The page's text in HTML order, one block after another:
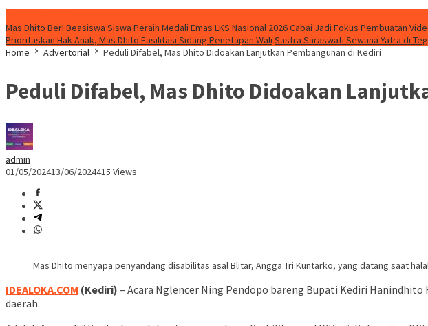
Mas Dhito Beri Beasiswa Siswa Peraih Medali Emas LKS Nasional 2026Cabai Jadi Fokus Pembuatan
Prioritaskan Hak Anak, Mas Dhito Fasilitasi Sidang Penetapan Wali Sastra Saraswati Sewana Yatra di
Home
Advertorial Peduli Difabel, Mas Dhito Didoakan Lanjutkan Pembangunan di Kediri
Peduli Difabel, Mas Dhito Didoakan
admin
01/05/202413/06/2024415 Views
Mas Dhito menyapa penyandang disabilitas asal Blitar, Angga Tri Kuntarko, yang datang saat
IDEALOKA.COM (Kediri) – Acara Nglencer Ning Pendopo bareng Bupati Kediri
daerah.